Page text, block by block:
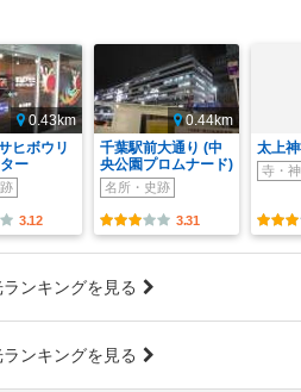
0.43km
ヒボウリ
ー
3.12
0.44km
千葉駅前大通り (中
央公園プロムナード)
名所・史跡
3.31
太上
寺・
ンキングを見る
ンキングを見る